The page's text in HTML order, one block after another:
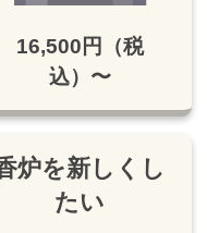
16,500円（税
込）〜
炉を新しくし
たい